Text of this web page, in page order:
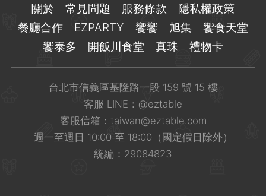
關於 常見問題 服務條款
隱私權政策
餐廳合作
EZPARTY 饗饗 旭集
饗食天堂
饗泰多
開飯川食堂 真珠 禮物卡
台北市信義區基隆路一段 159 號 15 樓
客服 LINE： @eztable
客服信箱： taiwan@eztable.com
週一至週日 10:00 至 18:00（國定假日除外）
統編：29084823